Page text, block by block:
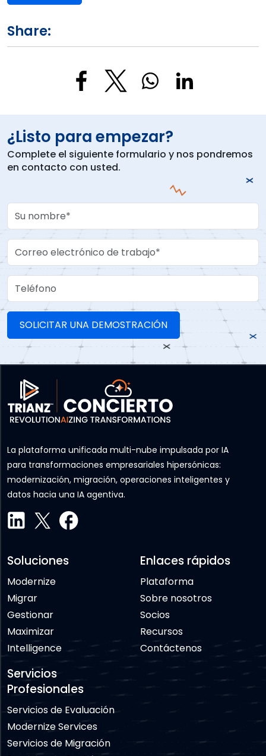
Share:
¿Listo para empezar?
Complete el siguiente formulario y nos pondremos
en contacto con usted.
Your Name
Work Email
Teléfono
La plataforma unificada multi-nube impulsada por IA
para transformaciones empresariales hipersónicas:
modernización, migración, operaciones inteligentes y
datos hacia una IA agentiva.
Soluciones
Modernize
Migrar
Gestionar
Maximizar
Intelligence
Servicios
Profesionales
Servicios de Evaluación
Modernize Services
Servicios de Migración
Enlaces rápidos
Plataforma
Sobre nosotros
Socios
Recursos
Contáctenos